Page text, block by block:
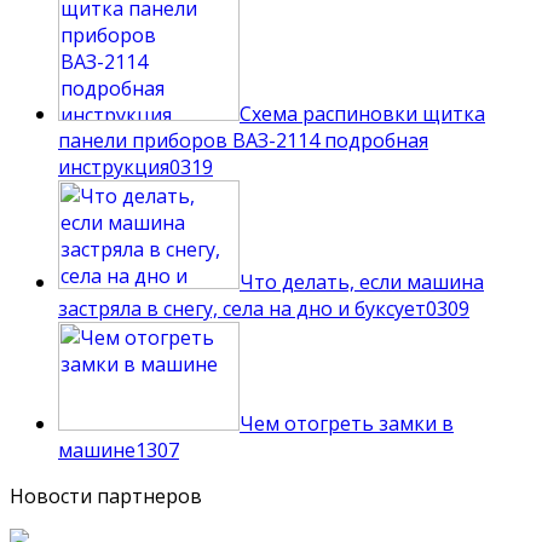
Схема распиновки щитка
панели приборов ВАЗ-2114 подробная
инструкция0319
Что делать, если машина
застряла в снегу, села на дно и буксует0309
Чем отогреть замки в
машине1307
Новости партнеров